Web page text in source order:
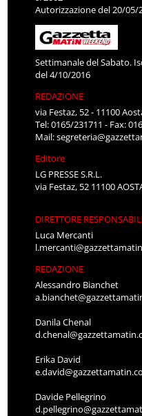
Autorizzazione del 20/05/
Settimanale del Sabato.
del 4/10/2016
REDAZIONE
via Festaz, 52 - 11100
Tel: 0165/231711 - Fax:
Mail:
Editore
LG PRESSE S.R.L.
via Festaz, 52 11100
DIRETTORE
Luca Mercanti
REDAZIONE
Alessandro Bianchet
Danila Chenal
Erika David
Davide Pellegrino